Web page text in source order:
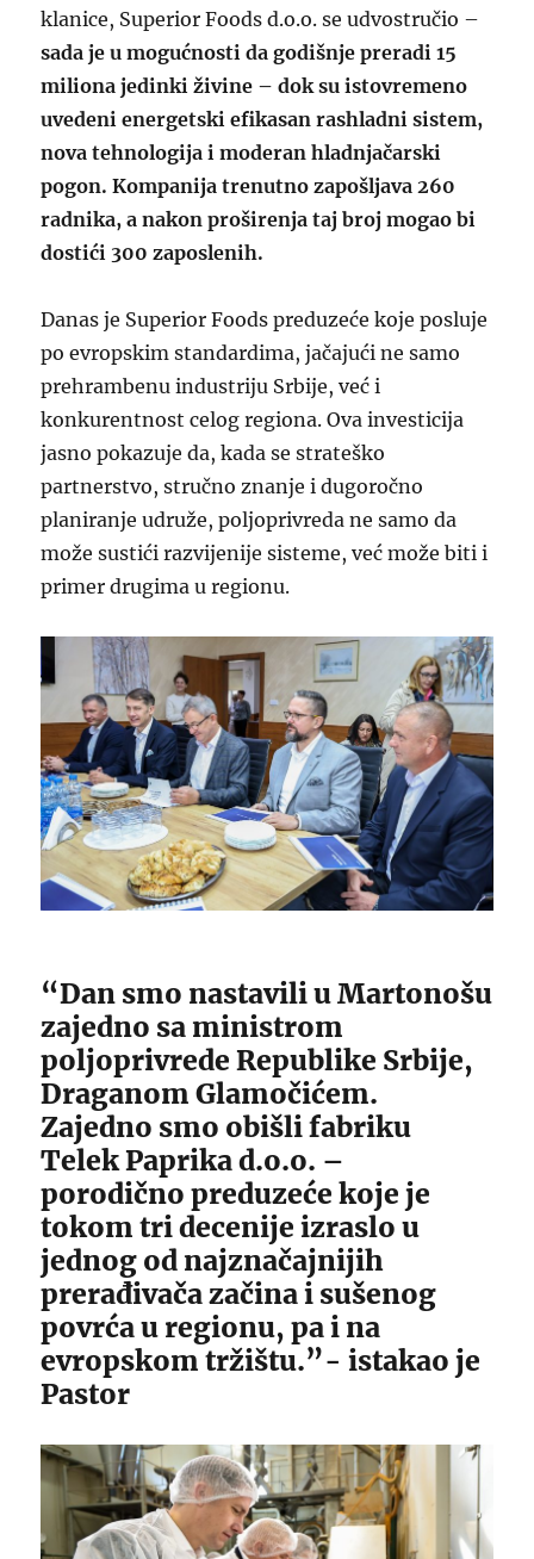
klanice, Superior Foods d.o.o. se udvostručio –
sada je u mogućnosti da godišnje preradi 15
miliona jedinki živine – dok su istovremeno
uvedeni energetski efikasan rashladni sistem,
nova tehnologija i moderan hladnjačarski
pogon. Kompanija trenutno zapošljava 260
radnika, a nakon proširenja taj broj mogao bi
dostići 300 zaposlenih.
Danas je Superior Foods preduzeće koje posluje
po evropskim standardima, jačajući ne samo
prehrambenu industriju Srbije, već i
konkurentnost celog regiona. Ova investicija
jasno pokazuje da, kada se strateško
partnerstvo, stručno znanje i dugoročno
planiranje udruže, poljoprivreda ne samo da
može sustići razvijenije sisteme, već može biti i
primer drugima u regionu.
“Dan smo nastavili u Martonošu
zajedno sa ministrom
poljoprivrede Republike Srbije,
Draganom Glamočićem.
Zajedno smo obišli fabriku
Telek Paprika d.o.o. –
porodično preduzeće koje je
tokom tri decenije izraslo u
jednog od najznačajnijih
prerađivača začina i sušenog
povrća u regionu, pa i na
evropskom tržištu.”- istakao je
Pastor